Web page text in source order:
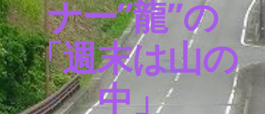
ナー”龍”の
「週末は山の
中」